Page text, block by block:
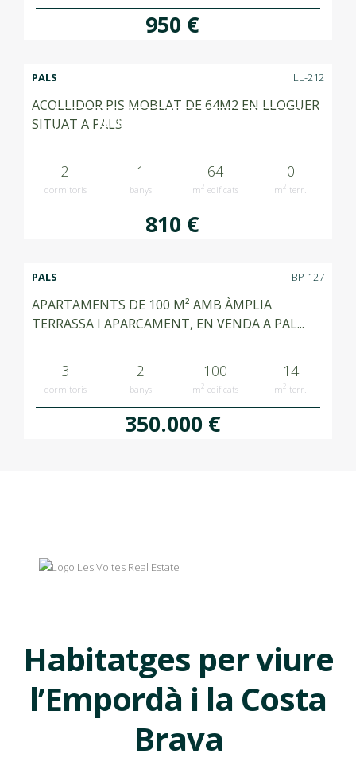
950 €
LLOGAT RENTED ALQUILADO
PALS LL-212
ACOLLIDOR PIS MOBLAT DE 64M2 EN LLOGUER
SITUAT A PALS
2
dormitoris
1
banys
64
m2 edificats
0
m2 terr.
810 €
PALS BP-127
APARTAMENTS DE 100 M² AMB ÀMPLIA
TERRASSA I APARCAMENT, EN VENDA A PAL...
3
dormitoris
2
banys
100
m2 edificats
14
m2 terr.
350.000 €
Habitatges per viure
l’Empordà i la Costa
Brava